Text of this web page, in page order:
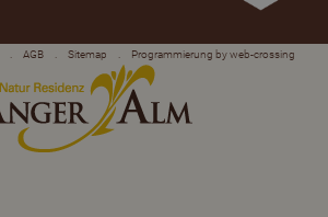
AGB Sitemap Programmierung by web-crossing